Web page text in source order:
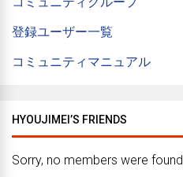
登録ユーザー一覧
コミュニティマニュアル
HYOUJIMEI’S FRIENDS
Sorry, no members were found.